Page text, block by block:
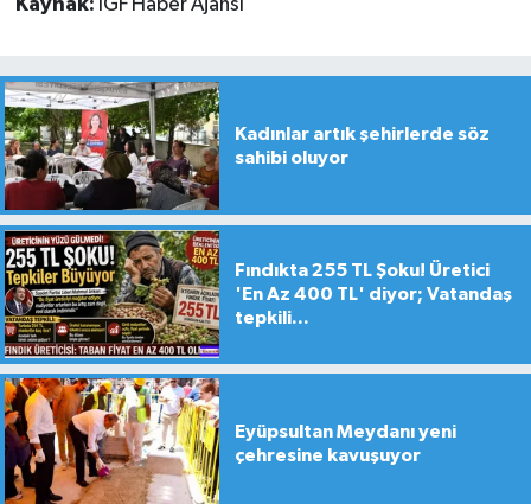
Kaynak: İGF Haber Ajansı
Kadınlar artık şehirlerde söz
sahibi oluyor
Fındıkta 255 TL Şoku! Üretici
'En Az 400 TL' diyor; Vatandaş
tepkili...
Eyüpsultan Meydanı yeni
çehresine kavuşuyor